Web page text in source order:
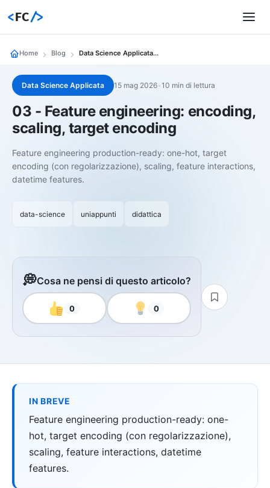
<FC/>
Home Blog Data Science Applicata 03 Feature Engineering Encoding Scaling Target Encoding
Data Science Applicata 15 mag 2026•10 min di lettura
03 - Feature engineering: encoding,
scaling, target encoding
Feature engineering production-ready: one-hot, target
encoding (con regolarizzazione), scaling, feature interactions,
datetime features.
data-science uniappunti didattica
💭Cosa ne pensi di questo articolo?
0 0
IN BREVE
Feature engineering production-ready: one-
hot, target encoding (con regolarizzazione),
scaling, feature interactions, datetime
features.